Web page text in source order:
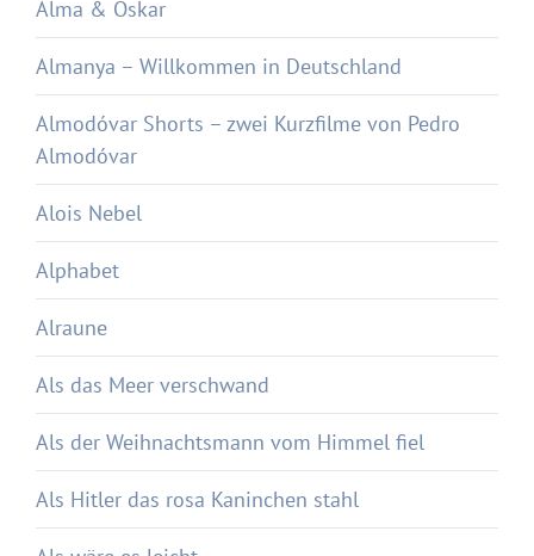
Alma & Oskar
Almanya – Willkommen in Deutschland
Almodóvar Shorts – zwei Kurzfilme von Pedro
Almodóvar
Alois Nebel
Alphabet
Alraune
Als das Meer verschwand
Als der Weihnachtsmann vom Himmel fiel
Als Hitler das rosa Kaninchen stahl